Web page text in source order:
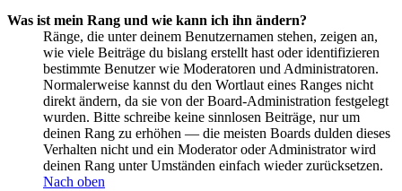
Was ist mein Rang und wie kann ich ihn ändern?
Ränge, die unter deinem Benutzernamen stehen, zeigen an,
wie viele Beiträge du bislang erstellt hast oder identifizieren
bestimmte Benutzer wie Moderatoren und Administratoren.
Normalerweise kannst du den Wortlaut eines Ranges nicht
direkt ändern, da sie von der Board-Administration festgelegt
wurden. Bitte schreibe keine sinnlosen Beiträge, nur um
deinen Rang zu erhöhen — die meisten Boards dulden dieses
Verhalten nicht und ein Moderator oder Administrator wird
deinen Rang unter Umständen einfach wieder zurücksetzen.
Nach oben